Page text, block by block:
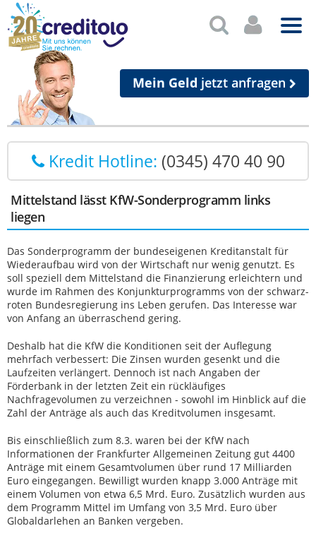
Mein Geld jetzt anfragen
Kredit Hotline: (0345) 470 40 90
Mittelstand lässt KfW-Sonderprogramm links
liegen
Das Sonderprogramm der bundeseigenen Kreditanstalt für
Wiederaufbau wird von der Wirtschaft nur wenig genutzt. Es
soll speziell dem Mittelstand die Finanzierung erleichtern und
wurde im Rahmen des Konjunkturprogramms von der schwarz-
roten Bundesregierung ins Leben gerufen. Das Interesse war
von Anfang an überraschend gering.
Deshalb hat die KfW die Konditionen seit der Auflegung
mehrfach verbessert: Die Zinsen wurden gesenkt und die
Laufzeiten verlängert. Dennoch ist nach Angaben der
Förderbank in der letzten Zeit ein rückläufiges
Nachfragevolumen zu verzeichnen - sowohl im Hinblick auf die
Zahl der Anträge als auch das Kreditvolumen insgesamt.
Bis einschließlich zum 8.3. waren bei der KfW nach
Informationen der Frankfurter Allgemeinen Zeitung gut 4400
Anträge mit einem Gesamtvolumen über rund 17 Milliarden
Euro eingegangen. Bewilligt wurden knapp 3.000 Anträge mit
einem Volumen von etwa 6,5 Mrd. Euro. Zusätzlich wurden aus
dem Programm Mittel im Umfang von 3,5 Mrd. Euro über
Globaldarlehen an Banken vergeben.